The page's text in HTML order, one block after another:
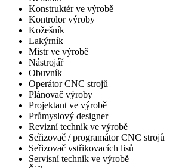
Konstruktér ve výrobě
Kontrolor výroby
Kožešník
Lakýrník
Mistr ve výrobě
Nástrojář
Obuvník
Operátor CNC strojů
Plánovač výroby
Projektant ve výrobě
Průmyslový designer
Revizní technik ve výrobě
Seřizovač / programátor CNC strojů
Seřizovač vstřikovacích lisů
Servisní technik ve výrobě